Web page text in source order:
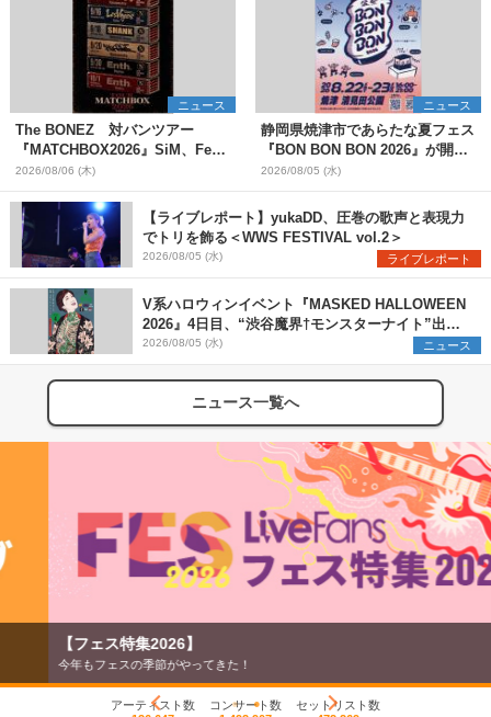
ニュース
The BONEZ 対バンツアー
『MATCHBOX2026』SiM、Fear,
and Loathing in Las Vegasら対
バンアーティストを一斉解禁
2026/08/06 (木)
ニュース
静岡県焼津市であらたな夏フェス
『BON BON BON 2026』が開
催 音楽ライブ×盆踊り×DJ×屋台
グルメ×ランタンナイトで彩る2日
間
2026/08/05 (水)
【ライブレポート】yukaDD、圧巻の歌声と表現力
でトリを飾る＜WWS FESTIVAL vol.2＞
2026/08/05 (水) ライブレポート
V系ハロウィンイベント『MASKED HALLOWEEN
2026』4日目、“渋谷魔界†モンスターナイト”出演6
組を発表
2026/08/05 (水) ニュース
ニュース一覧へ
【フェス特集2026】
今年もフェスの季節がやってきた！
アーティスト数
コンサート数
セットリスト数